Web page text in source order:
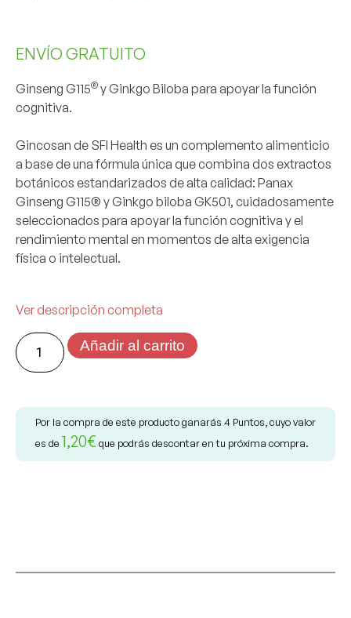
ENVÍO GRATUITO
Ginseng G115® y Ginkgo Biloba para apoyar la función
cognitiva.
Gincosan de SFI Health es un complemento alimenticio
a base de una fórmula única que combina dos extractos
botánicos estandarizados de alta calidad: Panax
Ginseng G115® y Ginkgo biloba GK501, cuidadosamente
seleccionados para apoyar la función cognitiva y el
rendimiento mental en momentos de alta exigencia
física o intelectual.
Ver descripción completa
Añadir al carrito
Por la compra de este producto ganarás 4 Puntos, cuyo valor
es de 1,20€que podrás descontar en tu próxima compra.